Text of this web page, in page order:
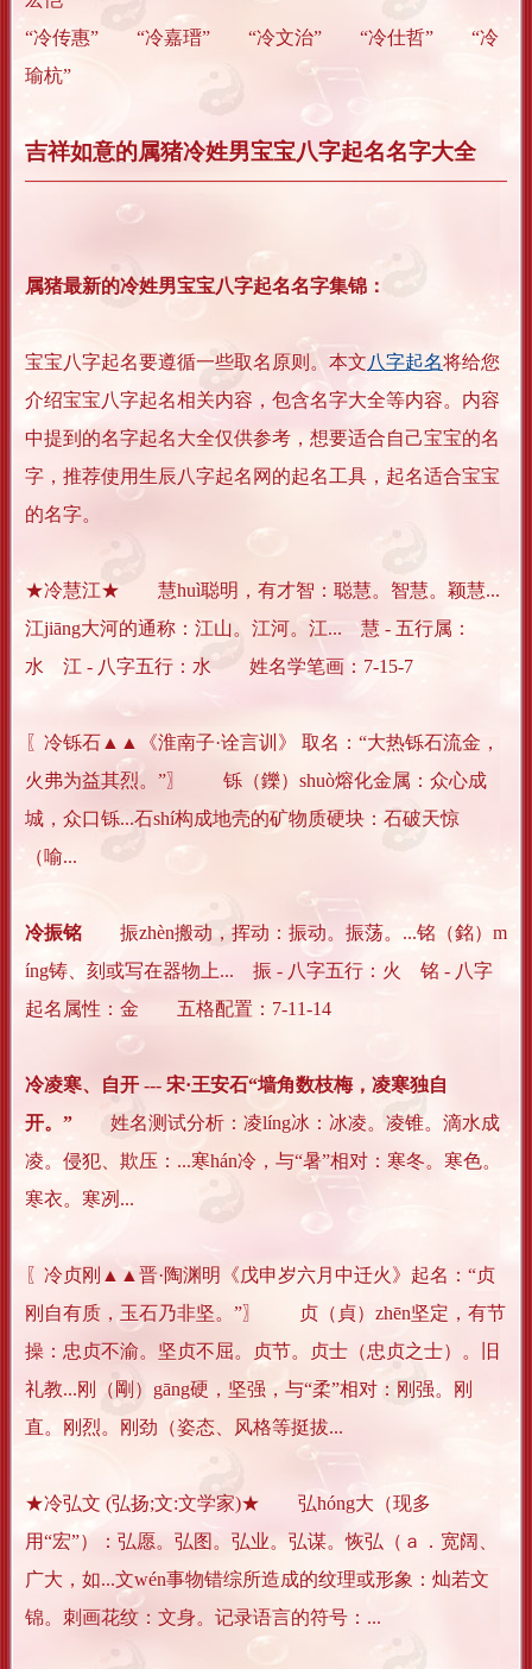
“冷传惠” “冷嘉瑨” “冷文治” “冷仕哲” “冷
瑜杭”
吉祥如意的属猪冷姓男宝宝八字起名名字大全
属猪最新的冷姓男宝宝八字起名名字集锦：
宝宝八字起名要遵循一些取名原则。本文八字起名将给您
介绍宝宝八字起名相关内容，包含名字大全等内容。内容
中提到的名字起名大全仅供参考，想要适合自己宝宝的名
字，推荐使用生辰八字起名网的起名工具，起名适合宝宝
的名字。
★冷慧江★ 慧huì聪明，有才智：聪慧。智慧。颖慧...
江jiāng大河的通称：江山。江河。江... 慧 - 五行属：
水 江 - 八字五行：水 姓名学笔画：7-15-7
〖冷铄石▲▲《淮南子·诠言训》 取名：“大热铄石流金，
火弗为益其烈。”〗 铄（鑠）shuò熔化金属：众心成
城，众口铄...石shí构成地壳的矿物质硬块：石破天惊
（喻...
冷振铭 振zhèn搬动，挥动：振动。振荡。...铭（銘）m
íng铸、刻或写在器物上... 振 - 八字五行：火 铭 - 八字
起名属性：金 五格配置：7-11-14
冷凌寒、自开 --- 宋·王安石“墙角数枝梅，凌寒独自
开。” 姓名测试分析：凌líng冰：冰凌。凌锥。滴水成
凌。侵犯、欺压：...寒hán冷，与“暑”相对：寒冬。寒色。
寒衣。寒冽...
〖冷贞刚▲▲晋·陶渊明《戊申岁六月中迁火》起名：“贞
刚自有质，玉石乃非坚。”〗 贞（貞）zhēn坚定，有节
操：忠贞不渝。坚贞不屈。贞节。贞士（忠贞之士）。旧
礼教...刚（剛）gāng硬，坚强，与“柔”相对：刚强。刚
直。刚烈。刚劲（姿态、风格等挺拔...
★冷弘文 (弘扬;文:文学家)★ 弘hóng大（现多
用“宏”）：弘愿。弘图。弘业。弘谋。恢弘（ａ．宽阔、
广大，如...文wén事物错综所造成的纹理或形象：灿若文
锦。刺画花纹：文身。记录语言的符号：...